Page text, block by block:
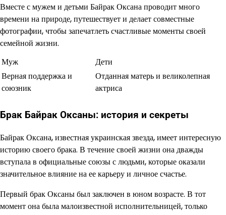
Вместе с мужем и детьми Байрак Оксана проводит много
времени на природе, путешествует и делает совместные
фотографии, чтобы запечатлеть счастливые моменты своей
семейной жизни.
Муж
Дети
Верная поддержка и
союзник
Отданная матерь и великолепная
актриса
Брак Байрак Оксаны: история и секреты
Байрак Оксана, известная украинская звезда, имеет интересную
историю своего брака. В течение своей жизни она дважды
вступала в официальные союзы с людьми, которые оказали
значительное влияние на ее карьеру и личное счастье.
Первый брак Оксаны был заключен в юном возрасте. В тот
момент она была малоизвестной исполнительницей, только